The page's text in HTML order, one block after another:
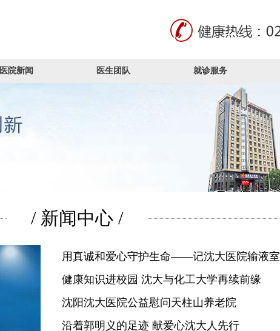
医院新闻 医生团队 就诊服务
/ 新闻中心 /
用真诚和爱心守护生命——记沈大医院输液室
健康知识进校园 沈大与化工大学再续前缘
沈阳沈大医院公益慰问天柱山养老院
沿着郭明义的足迹 献爱心沈大人先行